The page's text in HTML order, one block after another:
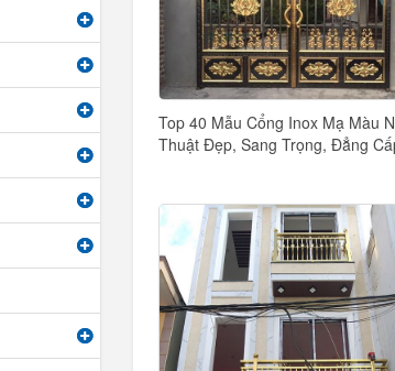
Top 40 Mẫu Cổng Inox Mạ Màu
Thuật Đẹp, Sang Trọng, Đẳng